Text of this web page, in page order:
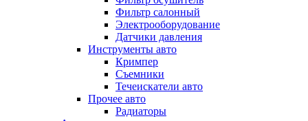
Фильтр салонный
Электрооборудование
Датчики давления
Инструменты авто
Кримпер
Съемники
Течеискатели авто
Прочее авто
Радиаторы